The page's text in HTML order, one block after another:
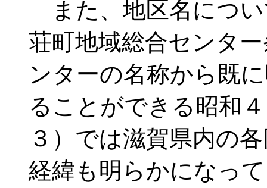
また、地区名につ
荘町地域総合センタ
ンターの名称から既
ることができる昭和
３）では滋賀県内の
経緯も明らかになっ